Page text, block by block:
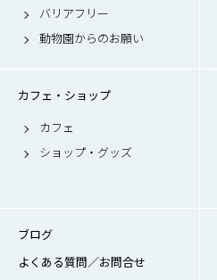
バリアフリー
動物園からのお願い
カフェ・ショップ
カフェ
ショップ・グッズ
ブログ
よくある質問／お問合せ